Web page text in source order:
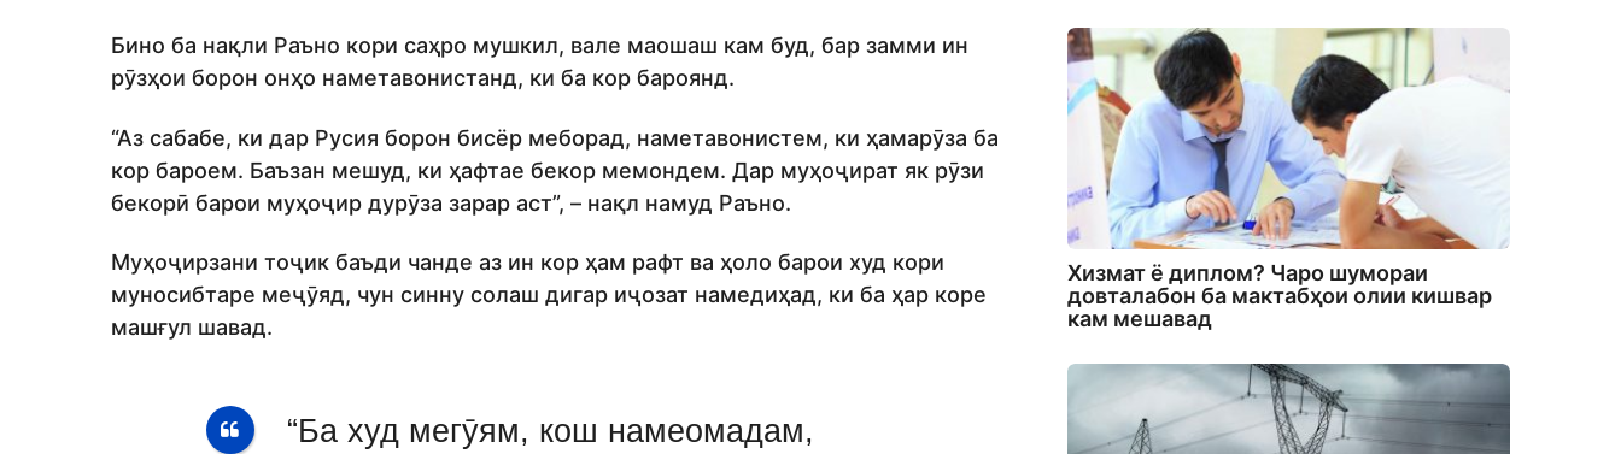
Бино ба нақли Раъно кори саҳро мушкил, вале маошаш кам буд, бар замми ин
рӯзҳои борон онҳо наметавонистанд, ки ба кор бароянд.
“Аз сабабе, ки дар Русия борон бисёр меборад, наметавонистем, ки ҳамарӯза ба
кор бароем. Баъзан мешуд, ки ҳафтае бекор мемондем. Дар муҳоҷират як рӯзи
бекорӣ барои муҳоҷир дурӯза зарар аст”, – нақл намуд Раъно.
Муҳоҷирзани тоҷик баъди чанде аз ин кор ҳам рафт ва ҳоло барои худ кори
муносибтаре меҷӯяд, чун синну солаш дигар иҷозат намедиҳад, ки ба ҳар коре
машғул шавад.
“Ба худ мегӯям, кош намеомадам,
Хизмат ё диплом? Чаро шумораи
довталабон ба мактабҳои олии кишвар
кам мешавад